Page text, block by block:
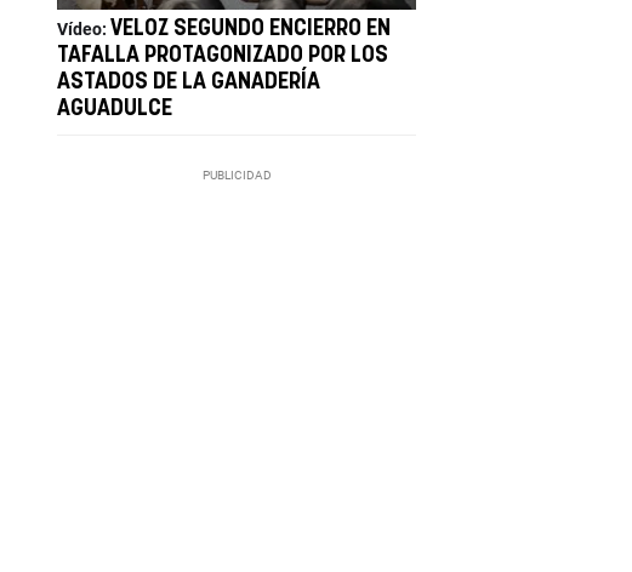
Vídeo: VELOZ SEGUNDO ENCIERRO EN
TAFALLA PROTAGONIZADO POR LOS
ASTADOS DE LA GANADERÍA
AGUADULCE